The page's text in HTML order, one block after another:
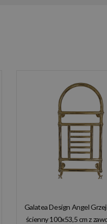
Galatea Design Angel
ścienny 100x53,5 cm z